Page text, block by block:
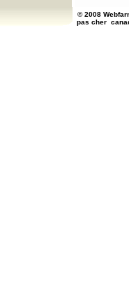
© 2008
pas cher